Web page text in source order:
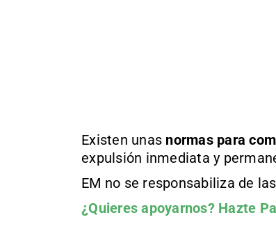
Existen unas normas para
expulsión inmediata y
EM no se responsabiliza de
¿Quieres apoyarnos? Hazte